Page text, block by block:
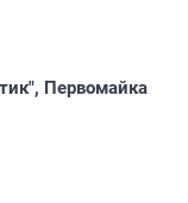
Первомайка